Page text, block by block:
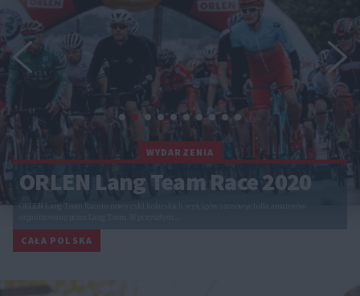
WYDARZENIA
ORLEN Lang Team Race 2020
ORLEN Lang Team Race to nowy cykl kolarskich wyścigów szosowych dla amatorów
CAŁA POLSKA